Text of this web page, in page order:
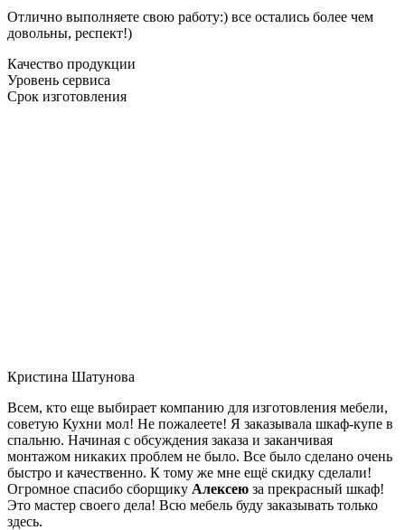
Отлично выполняете свою работу:) все остались более чем
довольны, респект!)
Качество продукции
Уровень сервиса
Срок изготовления
Кристина Шатунова
Всем, кто еще выбирает компанию для изготовления мебели,
советую Кухни мол! Не пожалеете! Я заказывала шкаф-купе в
спальню. Начиная с обсуждения заказа и заканчивая
монтажом никаких проблем не было. Все было сделано очень
быстро и качественно. К тому же мне ещё скидку сделали!
Огромное спасибо сборщику Алексею за прекрасный шкаф!
Это мастер своего дела! Всю мебель буду заказывать только
здесь.